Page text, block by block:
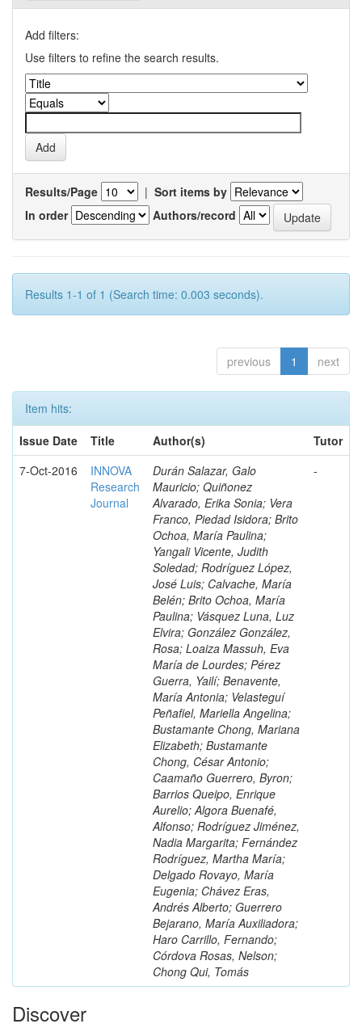
Add filters:
Use filters to refine the search results.
Results/Page | Sort items by
In order
Authors/record
Results 1-1 of 1 (Search time: 0.003 seconds).
previous 1 next
Item hits:
Issue Date
Title Author(s)
Tutor
7-Oct-2016
INNOVA
Research
Journal
Durán Salazar, Galo
Mauricio; Quiñonez
Alvarado, Erika Sonia; Vera
Franco, Piedad Isidora; Brito
Ochoa, María Paulina;
Yangali Vicente, Judith
Soledad; Rodríguez López,
José Luis; Calvache, María
Belén; Brito Ochoa, María
Paulina; Vásquez Luna, Luz
Elvira; González González,
Rosa; Loaiza Massuh, Eva
María de Lourdes; Pérez
Guerra, Yailí; Benavente,
María Antonia; Velasteguí
Peñafiel, Mariella Angelina;
Bustamante Chong, Mariana
Elizabeth; Bustamante
Chong, César Antonio;
Caamaño Guerrero, Byron;
Barrios Queipo, Enrique
Aurelio; Algora Buenafé,
Alfonso; Rodríguez Jiménez,
Nadia Margarita; Fernández
Rodríguez, Martha María;
Delgado Rovayo, María
Eugenia; Chávez Eras,
Andrés Alberto; Guerrero
Bejarano, María Auxiliadora;
Haro Carrillo, Fernando;
Córdova Rosas, Nelson;
Chong Qui, Tomás
-
Discover